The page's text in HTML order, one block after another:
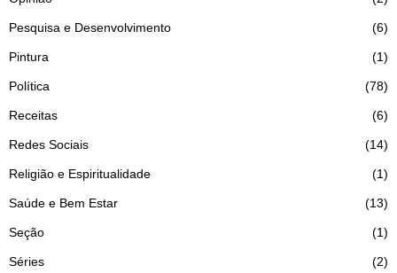
Pesquisa e Desenvolvimento 6
Pintura 1
Política 78
Receitas 6
Redes Sociais 14
Religião e Espiritualidade 1
Saúde e Bem Estar 13
Seção 1
Séries 2